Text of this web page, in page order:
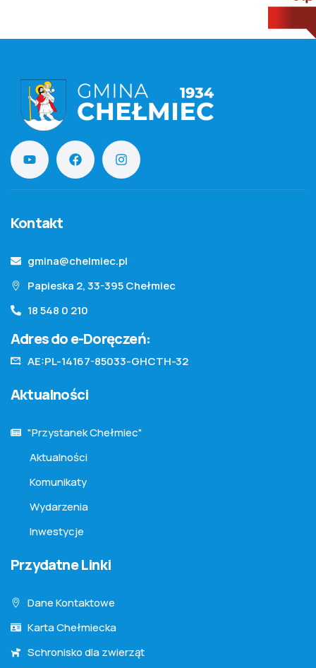
Kontakt
gmina@chelmiec.pl
Papieska 2, 33-395 Chełmiec
18 548 0 210
Adres do e-Doręczeń:
AE:PL-14167-85033-GHCTH-32
Aktualności
"Przystanek Chełmiec"
Aktualności
Komunikaty
Wydarzenia
Inwestycje
Przydatne Linki
Dane Kontaktowe
Karta Chełmiecka
Schronisko dla zwierząt